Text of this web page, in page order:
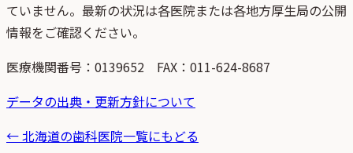
ていません。最新の状況は各医院または各地方厚生局の公開
情報をご確認ください。
医療機関番号： 0139652 FAX：011-624-8687
データの出典・更新方針について
←北海道の歯科医院一覧にもどる